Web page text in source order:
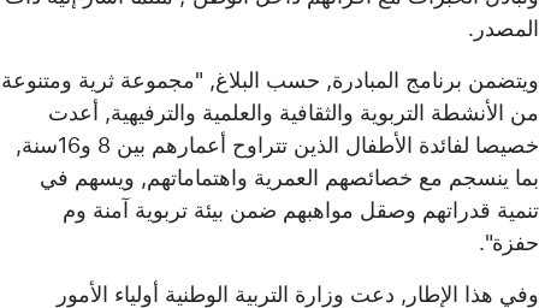
المصدر.
ويتضمن برنامج المبادرة, حسب البلاغ, "مجموعة ثرية ومتنوعة
من الأنشطة التربوية والثقافية والعلمية والترفيهية, أعدت
خصيصا لفائدة الأطفال الذين تتراوح أعمارهم بين 8 و16سنة,
بما ينسجم مع خصائصهم العمرية واهتماماتهم, ويسهم في
تنمية قدراتهم وصقل مواهبهم ضمن بيئة تربوية آمنة وم
حفزة".
وفي هذا الإطار, دعت وزارة التربية الوطنية أولياء الأمور